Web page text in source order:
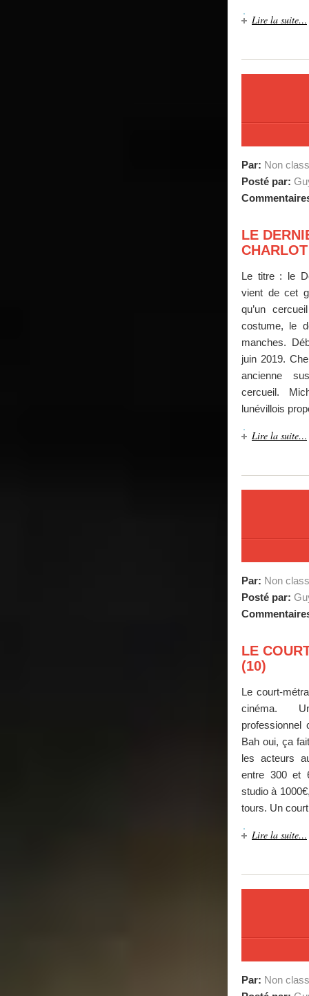
Lire la suite…
Par: Non
Posté par:
LE
Le titre : le
vient de cet
qu’un
costume, le
manches.
juin 2019.
ancienne
cercueil.
lunévillois
Lire la suite…
Par: Non
Posté par:
LE
(10)
Le court-
cinéma.
Bah oui, ça
les acteurs
entre 300 et
studio à
tours. Un
Lire la suite…
Par: Non